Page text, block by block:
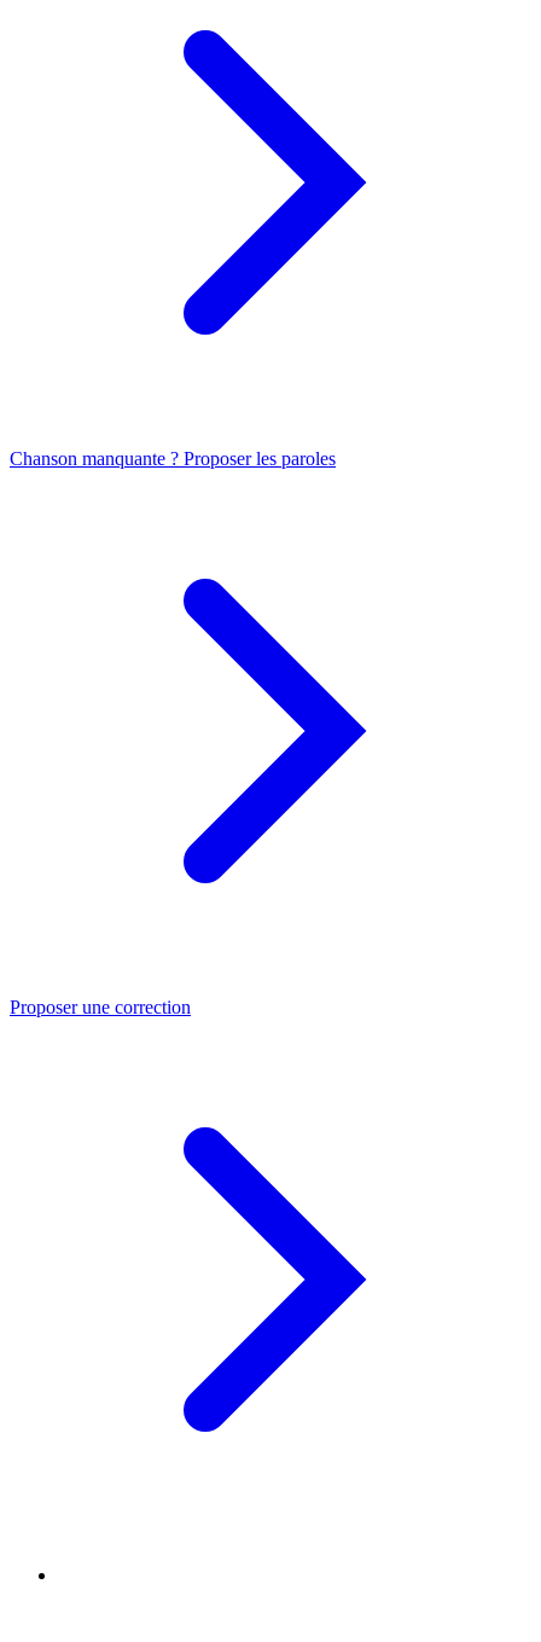
Chanson manquante ? Proposer les paroles
Proposer une correction